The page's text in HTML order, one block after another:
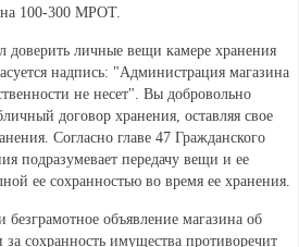
на 100-300 МРОТ.
доверить личные вещи камере хранения
надпись: "Администрация магазина
не несет". Вы добровольно
договор хранения, оставляя свое
Согласно главе 47 Гражданского
подразумевает передачу вещи и ее
ее сохранностью во время ее хранения.
объявление магазина об
за сохранность имущества противоречит